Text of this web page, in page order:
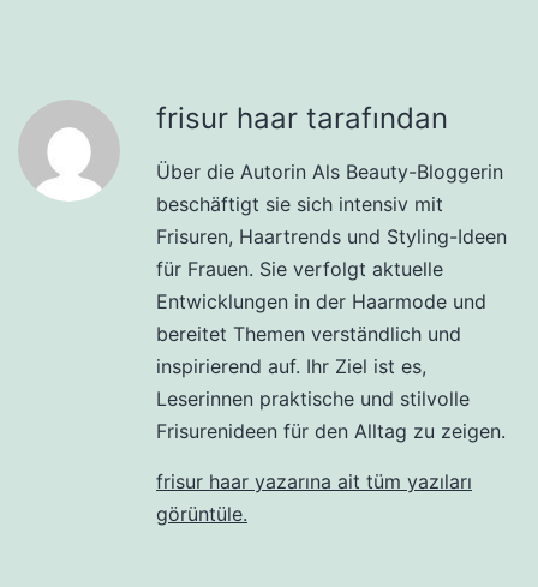
frisur haar tarafından
Über die Autorin Als Beauty-Bloggerin
beschäftigt sie sich intensiv mit
Frisuren, Haartrends und Styling-Ideen
für Frauen. Sie verfolgt aktuelle
Entwicklungen in der Haarmode und
bereitet Themen verständlich und
inspirierend auf. Ihr Ziel ist es,
Leserinnen praktische und stilvolle
Frisurenideen für den Alltag zu zeigen.
frisur haar yazarına ait tüm yazıları
görüntüle.